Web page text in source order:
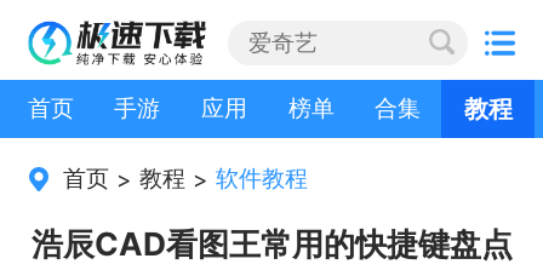
首页 手游 应用 榜单 合集 教程
首页 > 教程 > 软件教程
浩辰CAD看图王常用的快捷键盘点